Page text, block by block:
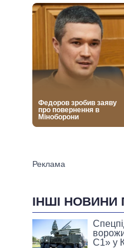
ІНШІ НОВИНИ
С1» у